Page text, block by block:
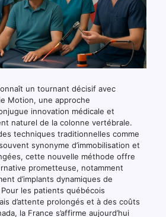
un tournant décisif avec
Motion, une approche
innovation médicale et
naturel de la colonne vertébrale.
techniques traditionnelles comme
synonyme d’immobilisation et
cette nouvelle méthode offre
prometteuse, notamment
d’implants dynamiques de
les patients québécois
d’attente prolongés et à des coûts
la France s’affirme aujourd’hui